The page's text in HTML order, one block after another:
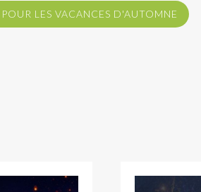
LES VACANCES D'AUTOMNE